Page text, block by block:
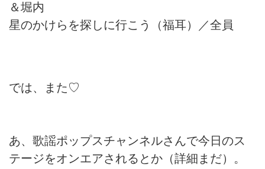
＆堀内
星のかけらを探しに行こう（福耳）／全員
では、また♡
あ、歌謡ポップスチャンネルさんで今日のス
テージをオンエアされるとか（詳細まだ）。